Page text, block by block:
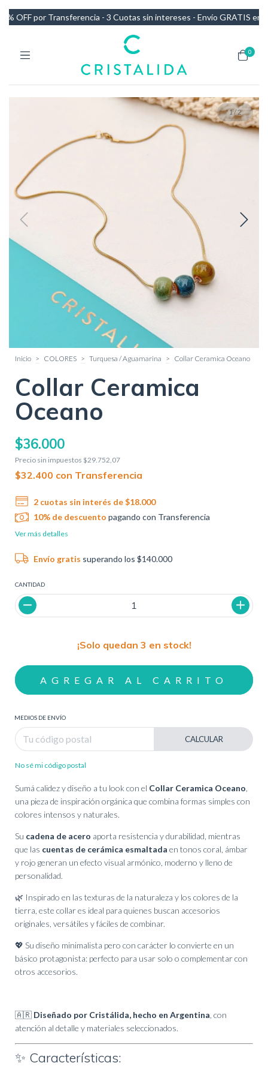
por Transferencia - 3 Cuotas sin intereses - Envío GRATIS en
0
1/2
Inicio > COLORES > Turquesa / Aguamarina > Collar Ceramica Oceano
Collar Ceramica
Oceano
$36.000
Precio sin impuestos $29.752,07
$32.400 con Transferencia
2 cuotas sin interés de$18.000
10% de descuento pagando con Transferencia
Ver más detalles
Envío gratis superando los$140.000
CANTIDAD
¡Solo quedan 3 en stock!
MEDIOS DE ENVÍO
CALCULAR
No sé mi código postal
Sumá calidez y diseño a tu look con el Collar Ceramica Oceano
una pieza de inspiración orgánica que combina formas simples con
colores intensos y naturales.
Su cadena de acero aporta resistencia y durabilidad, mientras
que las cuentas de cerámica esmaltada en tonos coral, ámbar
y rojo generan un efecto visual armónico, moderno y lleno de
personalidad.
🌿 Inspirado en las texturas de la naturaleza y los colores de la
tierra, este collar es ideal para quienes buscan accesorios
originales, versátiles y fáciles de combinar.
💖 Su diseño minimalista pero con carácter lo convierte en un
básico protagonista: perfecto para usar solo o complementar con
otros accesorios.
🇦🇷 Diseñado por Cristálida, hecho en Argentina , con
atención al detalle y materiales seleccionados.
✨ Características: